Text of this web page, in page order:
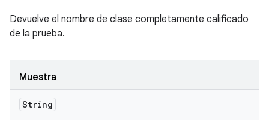
Devuelve el nombre de clase completamente calificado
de la prueba.
Muestra
String